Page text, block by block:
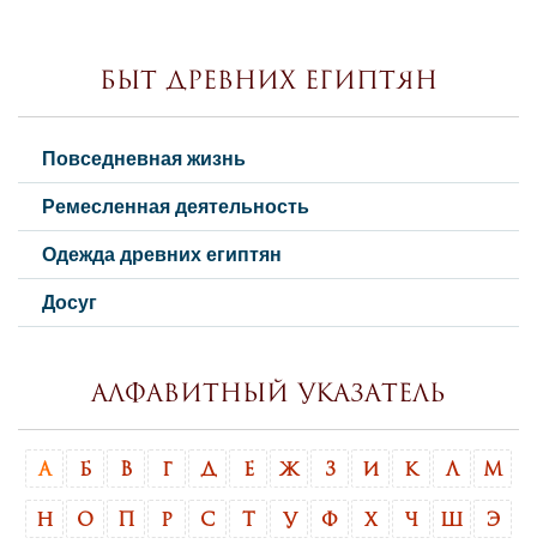
Быт древних египтян
Повседневная жизнь
Ремесленная деятельность
Одежда древних египтян
Досуг
Алфавитный указатель
А Б В Г Д Е Ж З И К Л М
Н О Р С Т У Ф Х Ч Э